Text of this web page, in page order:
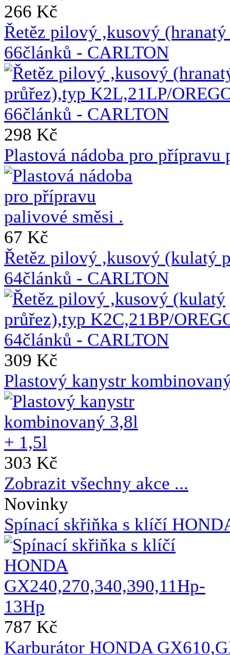
266 Kč
Řetěz pilový ,kusový
66článků - CARLTON
298 Kč
Plastová nádoba pro přípravu
67 Kč
Řetěz pilový ,kusový (kulatý
64článků - CARLTON
309 Kč
Plastový kanystr
303 Kč
Zobrazit všechny akce ...
Novinky
Spínací skřiňka s klíčí
787 Kč
Karburátor HONDA